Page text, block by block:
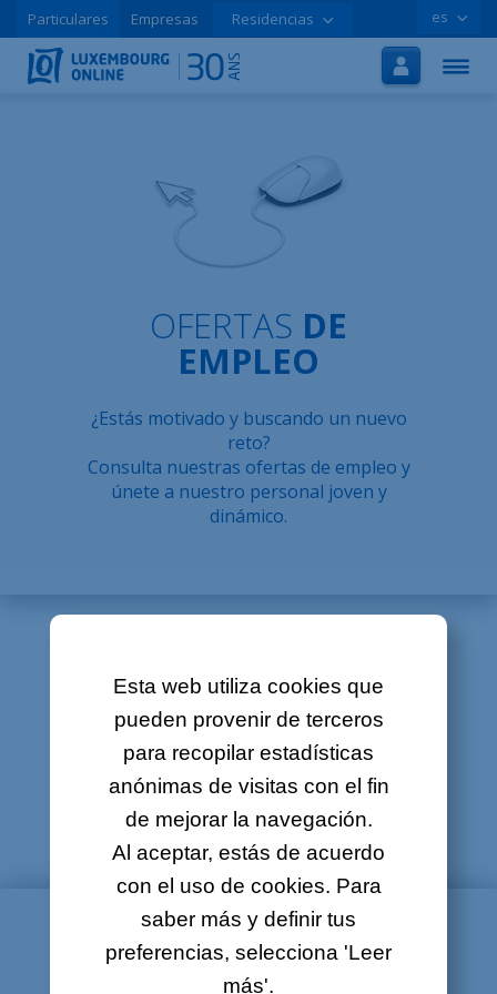
Inicio
Móvil
Tutoriales
Contratar online
LOLCLOUD
Folleto
Sobre nosotros
Aviso legal
Esta web utiliza cookies que
pueden provenir de terceros
para recopilar estadísticas
anónimas de visitas con el fin
de mejorar la navegación.
Al aceptar, estás de acuerdo
con el uso de cookies. Para
saber más y definir tus
preferencias, selecciona 'Leer
más'.
Particulares Empresas Residencias es
OFERTAS DE
EMPLEO
¿Estás motivado y buscando un nuevo
reto?
Consulta nuestras ofertas de empleo y
únete a nuestro personal joven y
dinámico.
HELPDESK
Colaborador de helpdesk (h/m)